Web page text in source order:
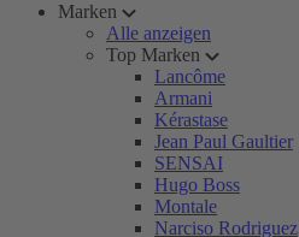
Marken
Alle anzeigen
Top Marken
Lancôme
Armani
Kérastase
Jean Paul Gaultier
SENSAI
Hugo Boss
Montale
Narciso Rodriguez